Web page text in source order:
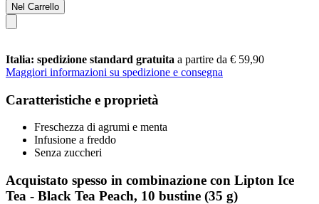
Nel Carrello
Italia: spedizione standard gratuita a partire da € 59,90
Maggiori informazioni su spedizione e consegna
Caratteristiche e proprietà
Freschezza di agrumi e menta
Infusione a freddo
Senza zuccheri
Acquistato spesso in combinazione con Lipton Ice
Tea - Black Tea Peach, 10 bustine (35 g)